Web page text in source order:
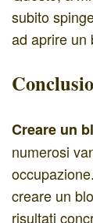
subito
ad aprire un
Creare un
numerosi
creare un
risultati